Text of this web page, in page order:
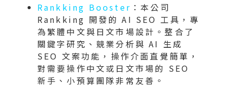
Rankking Booster ：本公司
Rankking 開發的 AI SEO 工具，專
為繁體中文與日文市場設計。整合了
關鍵字研究、競業分析與 AI 生成
SEO 文案功能，操作介面直覺簡單，
對需要操作中文或日文市場的 SEO
新手、小預算團隊非常友善。